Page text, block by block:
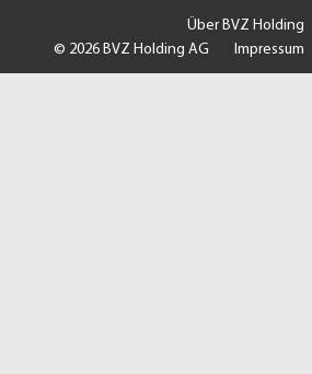
Über BVZ Holding
© 2026 BVZ Holding AG
Impressum